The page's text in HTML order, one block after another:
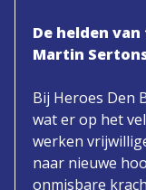
De helden
Martin
Bij Heroes Den
wat er op het
werken
naar nieuwe
onmisbare